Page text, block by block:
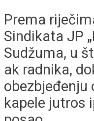
Prema
Sindikata JP
Sudžuma, u
ak radnika,
obezbjeđenju
kapele jutros